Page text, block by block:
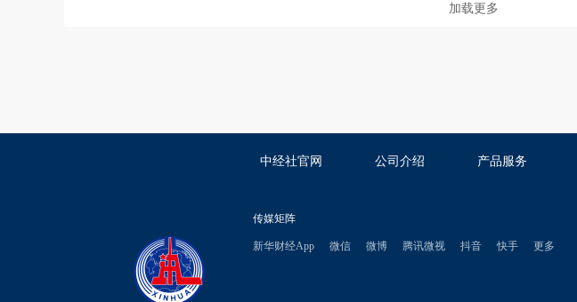
加载更多
中经社官网 公司介绍 产品服务
传媒矩阵
新华财经App 微信 微博 腾讯微视 抖音 快手 更多